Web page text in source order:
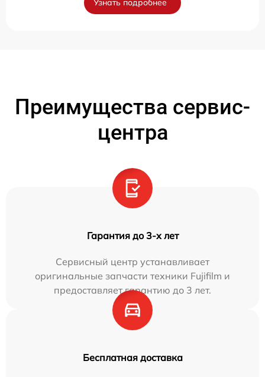
Узнать подробнее
Преимущества сервис-
центра
Гарантия до 3-х лет
Сервисный центр устанавливает
оригинальные запчасти техники Fujifilm и
предоставляет гарантию до 3 лет.
Бесплатная доставка